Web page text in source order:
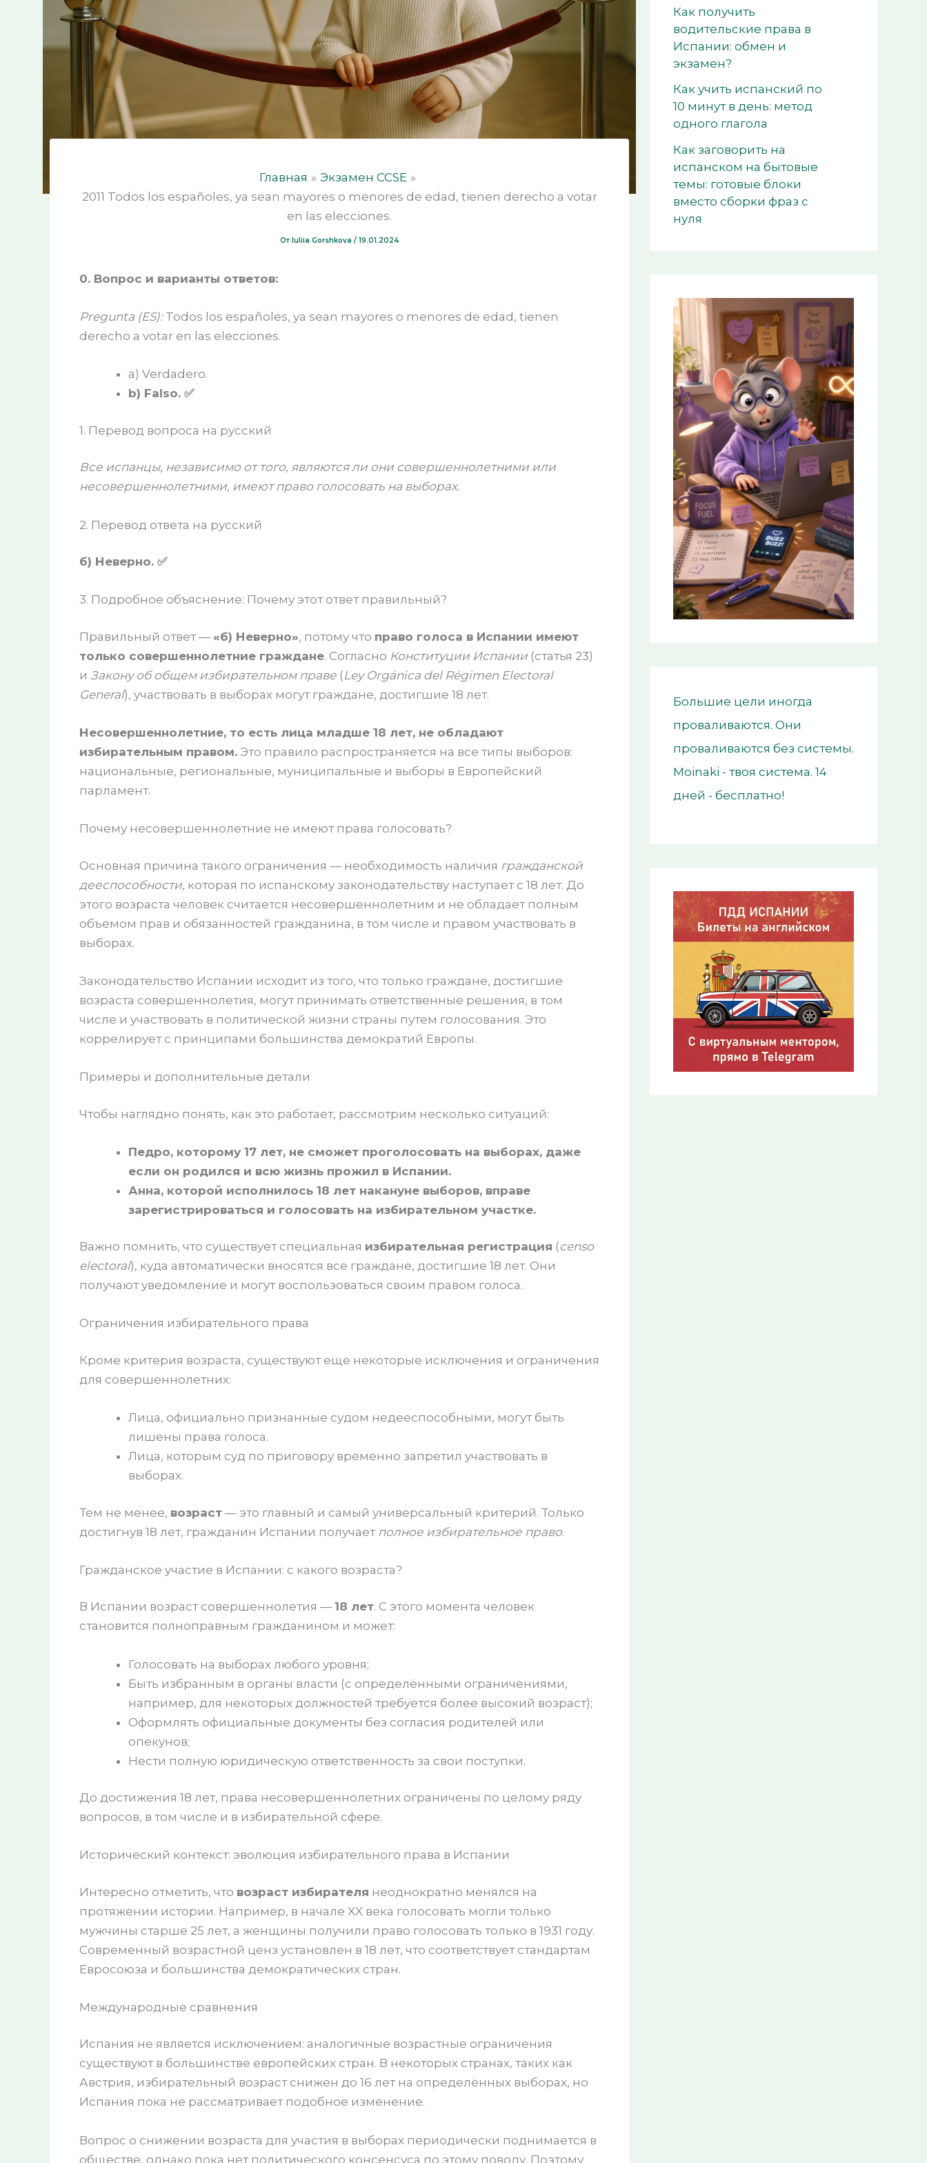
Главная
Экзамен CCSE
2011 Todos los españoles, ya sean mayores o menores de edad, tienen derecho a votar
en las elecciones.
От Iuliia Gorshkova / 19.01.2024
0. Вопрос и варианты ответов:
Pregunta (ES):Todos los españoles, ya sean mayores o menores de edad, tienen
derecho a votar en las elecciones.
a) Verdadero.
b) Falso. ✅
1. Перевод вопроса на русский
Все испанцы, независимо от того, являются ли они совершеннолетними или
несовершеннолетними, имеют право голосовать на выборах.
2. Перевод ответа на русский
б) Неверно. ✅
3. Подробное объяснение: Почему этот ответ правильный?
Правильный ответ — «б) Неверно», потому что право голоса в Испании имеют
только совершеннолетние граждане. Согласно Конституции Испании(статья 23)
и Закону об общем избирательном праве(Ley Orgánica del Régimen Electoral
General), участвовать в выборах могут граждане, достигшие 18 лет.
Несовершеннолетние, то есть лица младше 18 лет, не обладают
избирательным правом.Это правило распространяется на все типы выборов:
национальные, региональные, муниципальные и выборы в Европейский
парламент.
Почему несовершеннолетние не имеют права голосовать?
Основная причина такого ограничения — необходимость наличия гражданской
дееспособности, которая по испанскому законодательству наступает с 18 лет. До
этого возраста человек считается несовершеннолетним и не обладает полным
объемом прав и обязанностей гражданина, в том числе и правом участвовать в
выборах.
Законодательство Испании исходит из того, что только граждане, достигшие
возраста совершеннолетия, могут принимать ответственные решения, в том
числе и участвовать в политической жизни страны путем голосования. Это
коррелирует с принципами большинства демократий Европы.
Примеры и дополнительные детали
Чтобы наглядно понять, как это работает, рассмотрим несколько ситуаций:
Педро, которому 17 лет, не сможет проголосовать на выборах, даже
если он родился и всю жизнь прожил в Испании.
Анна, которой исполнилось 18 лет накануне выборов, вправе
зарегистрироваться и голосовать на избирательном участке.
Важно помнить, что существует специальная избирательная регистрация (censo
electoral), куда автоматически вносятся все граждане, достигшие 18 лет. Они
получают уведомление и могут воспользоваться своим правом голоса.
Ограничения избирательного права
Кроме критерия возраста, существуют еще некоторые исключения и ограничения
для совершеннолетних:
Лица, официально признанные судом недееспособными, могут быть
лишены права голоса.
Лица, которым суд по приговору временно запретил участвовать в
выборах.
Тем не менее, возраст— это главный и самый универсальный критерий. Только
достигнув 18 лет, гражданин Испании получает полное избирательное право.
Гражданское участие в Испании: с какого возраста?
В Испании возраст совершеннолетия — 18 лет. С этого момента человек
становится полноправным гражданином и может:
Голосовать на выборах любого уровня;
Быть избранным в органы власти (с определёнными ограничениями,
например, для некоторых должностей требуется более высокий возраст);
Оформлять официальные документы без согласия родителей или
опекунов;
Нести полную юридическую ответственность за свои поступки.
До достижения 18 лет, права несовершеннолетних ограничены по целому ряду
вопросов, в том числе и в избирательной сфере.
Исторический контекст: эволюция избирательного права в Испании
Интересно отметить, что возраст избирателя неоднократно менялся на
протяжении истории. Например, в начале XX века голосовать могли только
мужчины старше 25 лет, а женщины получили право голосовать только в 1931 году.
Современный возрастной ценз установлен в 18 лет, что соответствует стандартам
Евросоюза и большинства демократических стран.
Международные сравнения
Испания не является исключением: аналогичные возрастные ограничения
существуют в большинстве европейских стран. В некоторых странах, таких как
Австрия, избирательный возраст снижен до 16 лет на определённых выборах, но
Испания пока не рассматривает подобное изменение.
Вопрос о снижении возраста для участия в выборах периодически поднимается в
обществе, однако пока нет политического консенсуса по этому поводу. Поэтому
Как получить
водительские права в
Испании: обмен и
экзамен?
Как учить испанский по
10 минут в день: метод
одного глагола
Как заговорить на
испанском на бытовые
темы: готовые блоки
вместо сборки фраз с
нуля
Большие цели иногда
проваливаются. Они
проваливаются без системы.
Moinaki - твоя система. 14
дней - бесплатно!